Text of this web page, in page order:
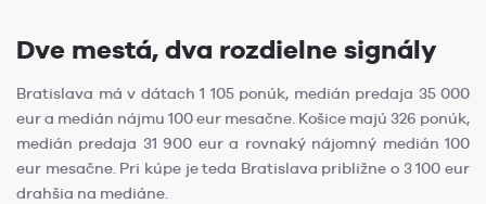
Dve mestá, dva rozdielne signály
Bratislava má v dátach 1 105 ponúk, medián predaja 35 000
eur a medián nájmu 100 eur mesačne. Košice majú 326 ponúk,
medián predaja 31 900 eur a rovnaký nájomný medián 100
eur mesačne. Pri kúpe je teda Bratislava približne o 3 100 eur
drahšia na mediáne.